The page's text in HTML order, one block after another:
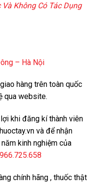
Không Có Tác Dụng
– Hà Nội
hàng trên toàn quốc
qua website.
khi đăng kí thành viên
và để nhận
kinh nghiệm của
chính hãng , thuốc thật